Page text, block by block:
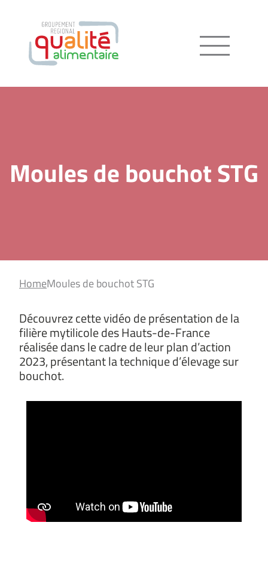
Menu
Moules de bouchot STG
HomeMoules de bouchot STG
Découvrez cette vidéo de présentation de la
filière mytilicole des Hauts-de-France
réalisée dans le cadre de leur plan d’action
2023, présentant la technique d’élevage sur
bouchot.